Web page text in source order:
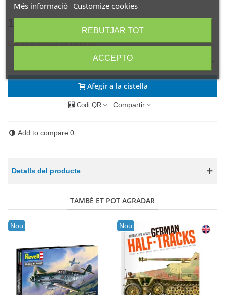
10,50 €
Darreres unitats en inventari
- +
Afegir a la cistella
Codi QR Compartir
Add to compare 0
Detalls del producte
TAMBÉ ET POT AGRADAR
Nou Nou
Més informació Customize cookies
REBUTJAR TOT
ACCEPTO